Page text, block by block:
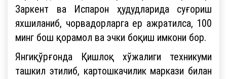
Заркент ва Испарон ҳудудларида суғориш
яхшиланиб, чорвадорларга ер ажратилса, 100
минг бош қорамол ва эчки боқиш имкони бор.
Янгиқўрғонда Қишлоқ хўжалиги техникуми
ташкил этилиб, картошкачилик маркази билан